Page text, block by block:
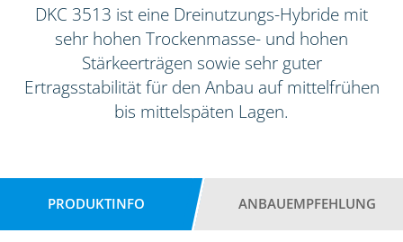
DKC 3513 ist eine Dreinutzungs-Hybride mit
sehr hohen Trockenmasse- und hohen
Stärkeerträgen sowie sehr guter
Ertragsstabilität für den Anbau auf mittelfrühen
bis mittelspäten Lagen.
PRODUKTINFO ANBAUEMPFEHLUNG